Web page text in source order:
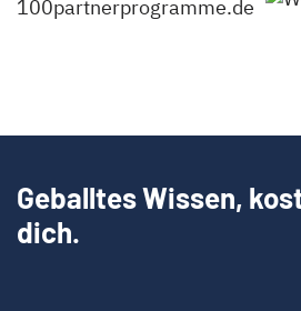
Geballtes Wissen,
dich.